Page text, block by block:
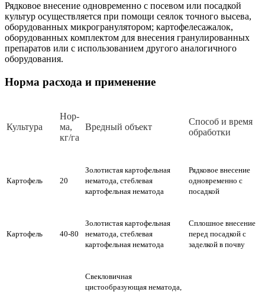
Рядковое внесение одновременно с посевом или посадкой
культур осуществляется при помощи сеялок точного высева,
оборудованных микрогранулятором; картофелесажалок,
оборудованных комплектом для внесения гранулированных
препаратов или с использованием другого аналогичного
оборудования.
Норма расхода и применение
Куль­ту­ра
Нор­
ма,
кг/га
Вред­ный объ­ект
Спо­соб и вре­мя
об­ра­бот­ки
Картофель 20
Золотистая картофельная
нематода, стеблевая
картофельная нематода
Рядковое внесение
одновременно с
посадкой
Картофель 40-80
Золотистая картофельная
нематода, стеблевая
картофельная нематода
Сплошное внесение
перед посадкой с
заделкой в почву
Свекловичная
цистообразующая нематода,